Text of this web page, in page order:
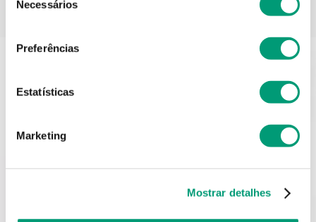
Necessários
Preferências
Estatísticas
Marketing
Mostrar detalhes